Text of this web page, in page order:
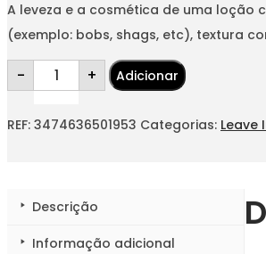
€16,65.€14,90.
A leveza e a cosmética de uma loção
(exemplo: bobs, shags, etc), textura
- Quantidade
TECNI
Power
in
+ Adicionar
REF: 3474636501953 Categorias: Leave
Descrição
Informação adicional